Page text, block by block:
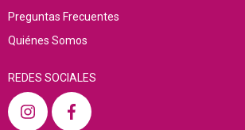
Preguntas Frecuentes
Quiénes Somos
REDES SOCIALES